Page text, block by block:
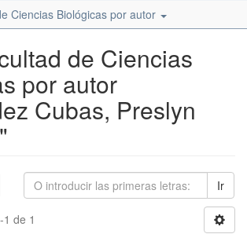
Ciencias Biológicas por autor
de Ciencias
por autor
Cubas, Preslyn
Ir
de 1